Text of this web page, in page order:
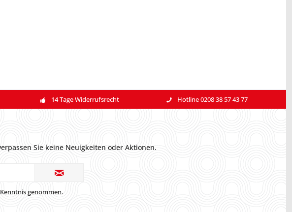
14 Tage Widerrufsrecht Hotline 0208 38 57 43 77
Sie keine Neuigkeiten oder Aktionen.
genommen.